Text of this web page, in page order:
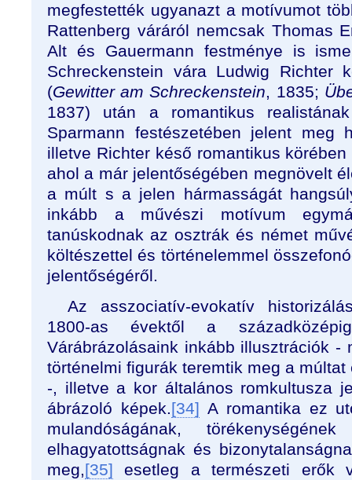
megfestették ugyanazt a motívumot
Rattenberg váráról nemcsak Thomas
Alt és Gauermann festménye is
Schreckenstein vára Ludwig Richter
(Gewitter am Schreckenstein, 1835;
1837) után a romantikus
Sparmann festészetében jelent meg
illetve Richter késő romantikus
ahol a már jelentőségében megnövelt
a múlt s a jelen hármasságát
inkább a művészi motívum
tanúskodnak az osztrák és német
költészettel és történelemmel
jelentőségéről.
Az asszociatív-evokatív
1800-as évektől a
Várábrázolásaink inkább illusztrációk -
történelmi figurák teremtik meg a
-, illetve a kor általános romkultusza
ábrázoló képek.[34] A romantika ez
mulandóságának,
elhagyatottságnak és
meg,[35] esetleg a természeti erők